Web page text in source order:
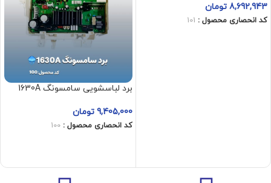
8,692,943 تومان
کد انحصاری محصول : 101
برد لباسشویی سامسونگ 1630A
9,405,000 تومان
کد انحصاری محصول : 100